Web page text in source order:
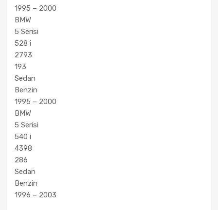
1995 – 2000
BMW
5 Serisi
528 i
2793
193
Sedan
Benzin
1995 – 2000
BMW
5 Serisi
540 i
4398
286
Sedan
Benzin
1996 – 2003